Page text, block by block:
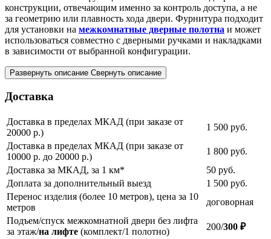
конструкции, отвечающим именно за контроль доступа, а не
за геометрию или плавность хода двери. Фурнитура подходит
для установки на межкомнатные дверные полотна и может
использоваться совместно с дверными ручками и накладками
в зависимости от выбранной конфигурации.
Развернуть описание Свернуть описание
Доставка
Доставка в пределах МКАД (при заказе от
20000 р.)
1 500 руб.
Доставка в пределах МКАД (при заказе от
10000 р. до 20000 р.)
1 800 руб.
Доставка за МКАД, за 1 км*
50 руб.
Доплата за дополнительный выезд
1 500 руб.
Перенос изделия (более 10 метров), цена за 10
метров
договорная
Подъем/спуск межкомнатной двери без лифта
за этаж/на лифте (комплект/1 полотно) 200/300 ₽